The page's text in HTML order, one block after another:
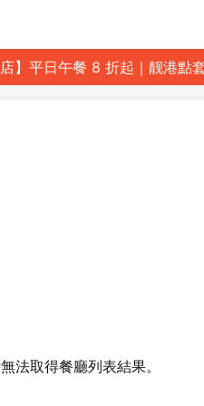
】平日午餐 8 折起｜靓港點
法取得餐廳列表結果。